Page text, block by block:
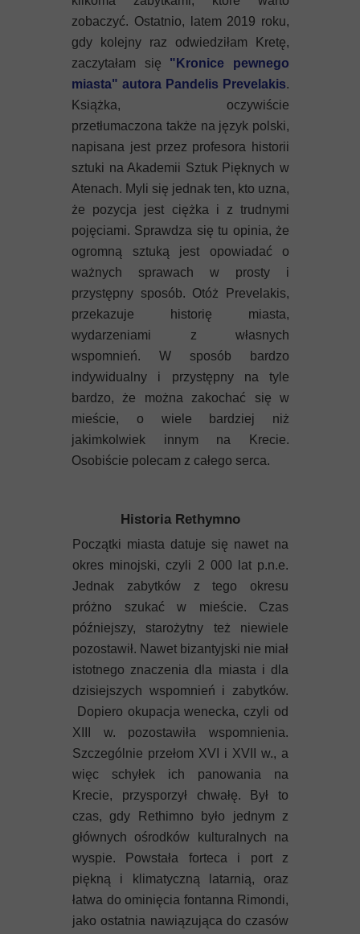
zobaczyć. Ostatnio, latem 2019 roku,
gdy kolejny raz odwiedziłam Kretę,
zaczytałam się "Kronice pewnego
miasta" autora Pandelis Prevelakis.
Książka, oczywiście
przetłumaczona także na język polski,
napisana jest przez profesora historii
sztuki na Akademii Sztuk Pięknych w
Atenach. Myli się jednak ten, kto uzna,
że pozycja jest ciężka i z trudnymi
pojęciami. Sprawdza się tu opinia, że
ogromną sztuką jest opowiadać o
ważnych sprawach w prosty i
przystępny sposób. Otóż Prevelakis,
przekazuje historię miasta,
wydarzeniami z własnych
wspomnień. W sposób bardzo
indywidualny i przystępny na tyle
bardzo, że można zakochać się w
mieście, o wiele bardziej niż
jakimkolwiek innym na Krecie.
Osobiście polecam z całego serca.
Historia Rethymno
Początki miasta datuje się nawet na
okres minojski, czyli 2 000 lat p.n.e.
Jednak zabytków z tego okresu
próżno szukać w mieście. Czas
późniejszy, starożytny też niewiele
pozostawił. Nawet bizantyjski nie miał
istotnego znaczenia dla miasta i dla
dzisiejszych wspomnień i zabytków.
Dopiero okupacja wenecka, czyli od
XIII w. pozostawiła wspomnienia.
Szczególnie przełom XVI i XVII w., a
więc schyłek ich panowania na
Krecie, przysporzył chwałę. Był to
czas, gdy Rethimno było jednym z
głównych ośrodków kulturalnych na
wyspie. Powstała forteca i port z
piękną i klimatyczną latarnią, oraz
łatwa do ominięcia fontanna Rimondi,
jako ostatnia nawiązująca do czasów